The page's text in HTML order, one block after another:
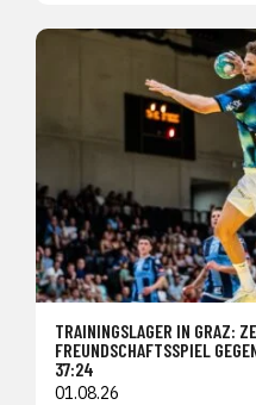
TRAININGSLAGER IN GRAZ:
FREUNDSCHAFTSSPIEL
37:24
01.08.26